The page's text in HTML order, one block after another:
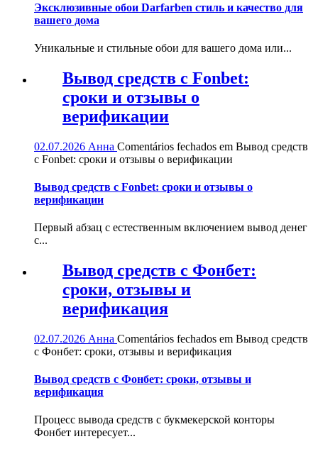
Эксклюзивные обои Darfarben стиль и качество для
вашего дома
Уникальные и стильные обои для вашего дома или...
Вывод средств с Fonbet:
сроки и отзывы о
верификации
02.07.2026 Анна Comentários fechados em Вывод средств
с Fonbet: сроки и отзывы о верификации
Вывод средств с Fonbet: сроки и отзывы о
верификации
Первый абзац с естественным включением вывод денег
с...
Вывод средств с Фонбет:
сроки, отзывы и
верификация
02.07.2026 Анна Comentários fechados em Вывод средств
с Фонбет: сроки, отзывы и верификация
Вывод средств с Фонбет: сроки, отзывы и
верификация
Процесс вывода средств с букмекерской конторы
Фонбет интересует...